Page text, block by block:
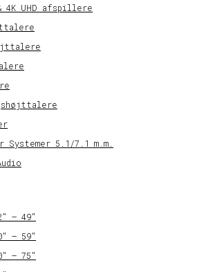
4K UHD afspillere
5.1/7.1 m.m.
– 49″
– 59″
– 75″